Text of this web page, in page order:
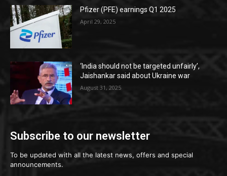
Pfizer (PFE) earnings Q1 2025
April 29, 2025
‘India should not be targeted unfairly’,
Jaishankar said about Ukraine war
August 31, 2025
Subscribe to our newsletter
To be updated with all the latest news, offers and special
announcements.